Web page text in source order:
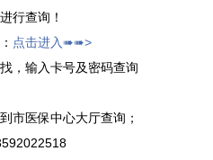
行查询！
点击进入➠➠>
，输入卡号及密码查询
市医保中心大厅查询；